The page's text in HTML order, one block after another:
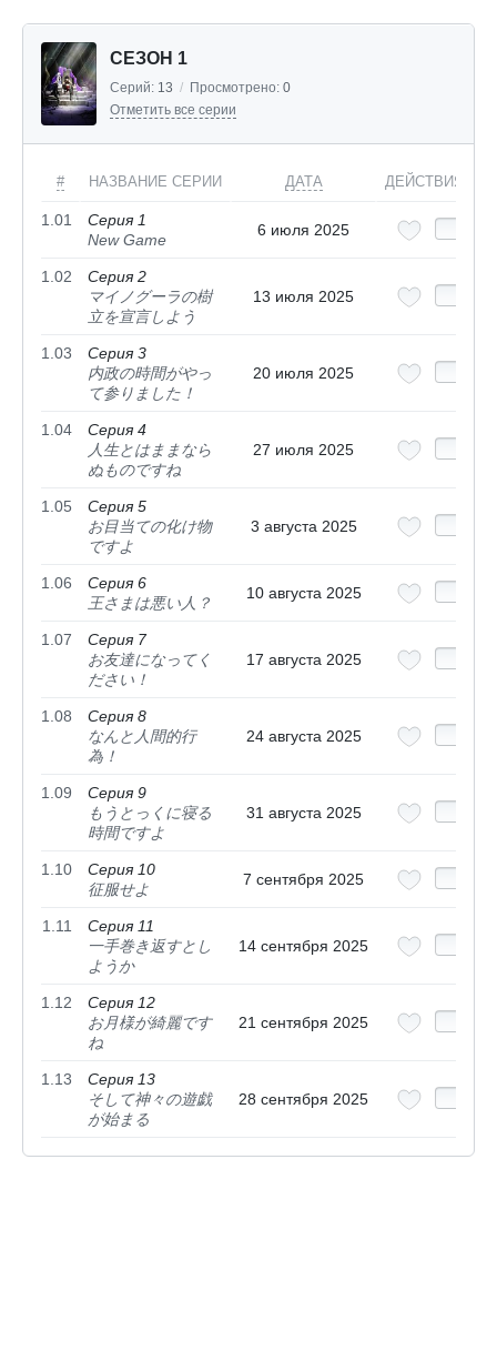
СЕЗОН 1
Серий: 13 / Просмотрено: 0
Отметить все серии
# НАЗВАНИЕ СЕРИИ ДАТА ДЕЙСТВИЯ
1.01
Серия 1
New Game
6 июля 2025
1.02
Серия 2
マイノグーラの樹
立を宣言しよう
13 июля 2025
1.03
Серия 3
内政の時間がやっ
て参りました！
20 июля 2025
1.04
Серия 4
人生とはままなら
ぬものですね
27 июля 2025
1.05
Серия 5
お目当ての化け物
ですよ
3 августа 2025
1.06
Серия 6
王さまは悪い人？
10 августа 2025
1.07
Серия 7
お友達になってく
ださい！
17 августа 2025
1.08
Серия 8
なんと人間的行
為！
24 августа 2025
1.09
Серия 9
もうとっくに寝る
時間ですよ
31 августа 2025
1.10
Серия 10
征服せよ
7 сентября 2025
1.11
Серия 11
一手巻き返すとし
ようか
14 сентября 2025
1.12
Серия 12
お月様が綺麗です
ね
21 сентября 2025
1.13
Серия 13
そして神々の遊戯
が始まる
28 сентября 2025